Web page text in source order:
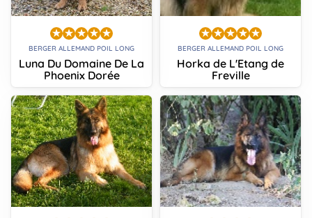
BERGER ALLEMAND POIL LONG
Luna Du Domaine De La
Phoenix Dorée
BERGER ALLEMAND POIL LONG
Horka de L'Etang de
Freville